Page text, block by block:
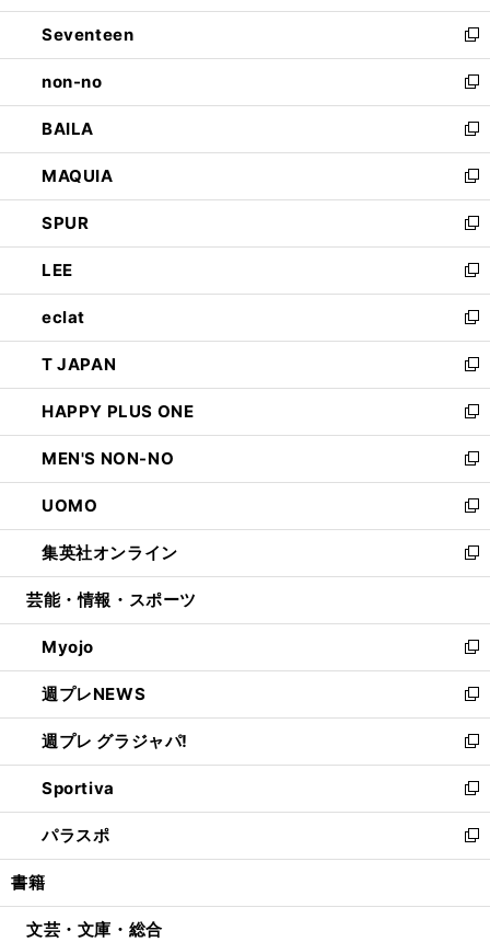
開
く
ウ
で
開
く
ン
ド
ウ
で
開
く
Seventeen
新
し
い
ウ
ィ
ン
ド
ウ
で
開
く
non-no
新
し
い
ウ
ィ
ン
ド
ウ
で
開
く
BAILA
新
し
い
ウ
ィ
ン
ド
ウ
で
開
く
MAQUIA
新
し
い
ウ
ィ
ン
ド
ウ
で
開
く
SPUR
新
し
い
ウ
ィ
ン
ド
ウ
で
開
く
LEE
新
し
い
ウ
ィ
ン
ド
ウ
で
開
く
eclat
新
し
い
ウ
ィ
ン
ド
ウ
で
開
く
T JAPAN
新
し
い
ウ
ィ
ン
ド
ウ
で
開
HAPPY PLUS ONE
新
し
い
ウ
ィ
ン
ド
ウ
開
く
MEN'S NON-NO
新
し
い
ウ
ィ
ン
ウ
で
開
く
UOMO
新
し
い
ウ
ン
ド
ウ
で
開
く
集英社オンライン
新
し
ウ
ィ
ン
ド
ウ
で
開
く
芸能・情報・スポーツ
Myojo
新
し
い
ウ
ィ
ン
ド
ウ
で
開
週プレNEWS
新
し
い
ウ
ィ
ン
ド
ウ
開
週プレ グラジャパ!
新
し
い
ウ
ィ
ン
ウ
Sportiva
新
し
い
ウ
ン
パラスポ
新
し
ウ
書籍
文芸・文庫・総合